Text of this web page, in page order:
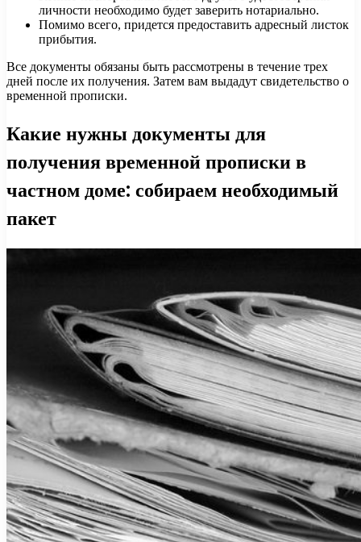
личности необходимо будет заверить нотариально.
Помимо всего, придется предоставить адресный листок
прибытия.
Все документы обязаны быть рассмотрены в течение трех
дней после их получения. Затем вам выдадут свидетельство о
временной прописки.
Какие нужны документы для
получения временной прописки в
частном доме: собираем необходимый
пакет